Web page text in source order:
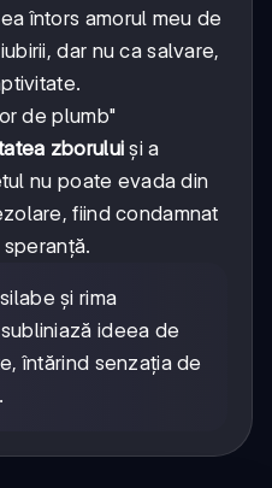
întors amorul meu de
dar nu ca salvare,
de plumb"
zborului și a
nu poate evada din
fiind condamnat
și rima
ideea de
întărind senzația de